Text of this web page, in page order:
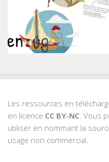
Les ressources en
en licence CC BY-NC. Vous
utiliser en nommant la
usage non commercial.